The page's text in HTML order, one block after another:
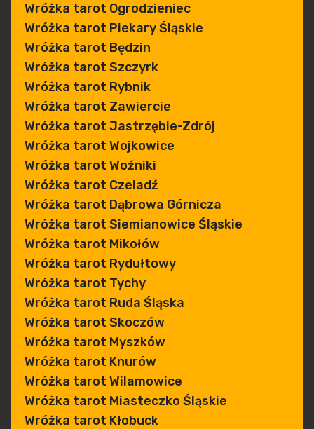
Wróżka tarot Ogrodzieniec
Wróżka tarot Piekary Śląskie
Wróżka tarot Będzin
Wróżka tarot Szczyrk
Wróżka tarot Rybnik
Wróżka tarot Zawiercie
Wróżka tarot Jastrzębie-Zdrój
Wróżka tarot Wojkowice
Wróżka tarot Woźniki
Wróżka tarot Czeladź
Wróżka tarot Dąbrowa Górnicza
Wróżka tarot Siemianowice Śląskie
Wróżka tarot Mikołów
Wróżka tarot Rydułtowy
Wróżka tarot Tychy
Wróżka tarot Ruda Śląska
Wróżka tarot Skoczów
Wróżka tarot Myszków
Wróżka tarot Knurów
Wróżka tarot Wilamowice
Wróżka tarot Miasteczko Śląskie
Wróżka tarot Kłobuck